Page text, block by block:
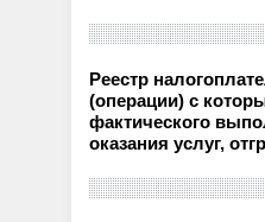
Реестр
(операции) с
фактического
оказания услуг,